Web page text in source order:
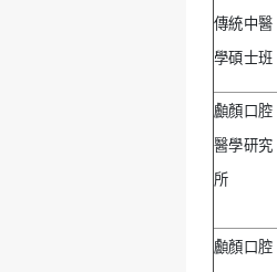
傳統中醫
學碩士班
顱顏口腔
醫學研究
所
顱顏口腔